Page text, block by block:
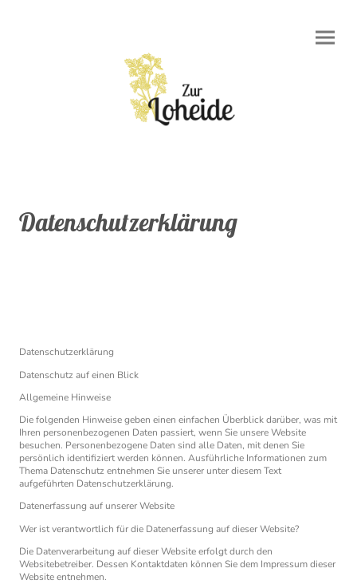
Datenschutzerklärung
Datenschutzerklärung
Datenschutz auf einen Blick
Allgemeine Hinweise
Die folgenden Hinweise geben einen einfachen Überblick darüber, was mit
Ihren personenbezogenen Daten passiert, wenn Sie unsere Website
besuchen. Personenbezogene Daten sind alle Daten, mit denen Sie
persönlich identifiziert werden können. Ausführliche Informationen zum
Thema Datenschutz entnehmen Sie unserer unter diesem Text
aufgeführten Datenschutzerklärung.
Datenerfassung auf unserer Website
Wer ist verantwortlich für die Datenerfassung auf dieser Website?
Die Datenverarbeitung auf dieser Website erfolgt durch den
Websitebetreiber. Dessen Kontaktdaten können Sie dem Impressum dieser
Website entnehmen.